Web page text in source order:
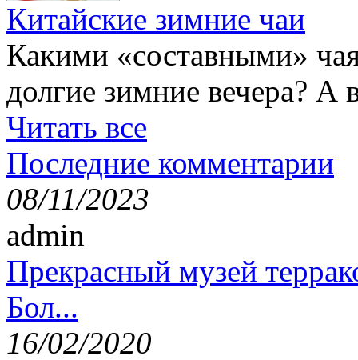
Китайские зимние чаи
Какими «составными»
долгие зимние вечера? А
Читать все
Последние комментарии
08/11/2023
admin
Прекрасный музей
Бол...
16/02/2020